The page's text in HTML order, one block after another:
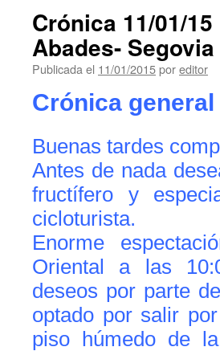
Crónica 11/01/
Abades- Segovia
Publicada el 11/01/2015poreditor
Crónica general
Buenas tardes
Antes de nada
fructífero y
cicloturista.
Enorme
Oriental a las
deseos por parte
optado por salir
piso húmedo de